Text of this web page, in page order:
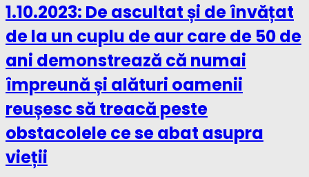
1.10.2023: De ascultat și de învățat
de la un cuplu de aur care de 50 de
ani demonstrează că numai
împreună și alături oamenii
reușesc să treacă peste
obstacolele ce se abat asupra
vieții